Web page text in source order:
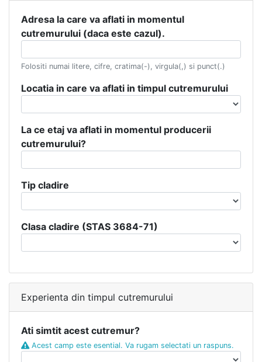
Adresa la care va aflati in momentul
cutremurului (daca este cazul).
Folositi numai litere, cifre, cratima(-), virgula(,) si punct(.)
Locatia in care va aflati in timpul cutremurului
La ce etaj va aflati in momentul producerii
cutremurului?
Tip cladire
Clasa cladire (STAS 3684-71)
Experienta din timpul cutremurului
Ati simtit acest cutremur?
Acest camp este esential. Va rugam selectati un raspuns.